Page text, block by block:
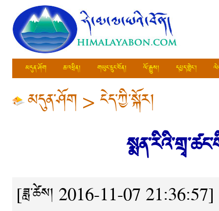
མདུན་ཤོག ཆ་འཕྲིན། གཡུང་དྲུང་བོན། ལོ་རྒྱུས། དཔྱད་གླེང་།
མདུན་ཤོག >ངེད་ཀྱི་སྐོར།
[ཟླ་ཚེས། 2016-11-07 21:36:57]